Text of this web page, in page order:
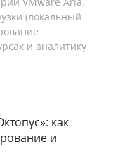
(локальный
и аналитику
как
и